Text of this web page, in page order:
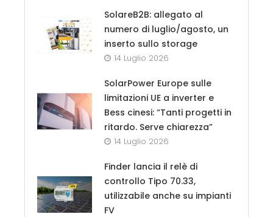
SolareB2B: allegato al
numero di luglio/agosto, un
inserto sullo storage
14 Luglio 2026
SolarPower Europe sulle
limitazioni UE a inverter e
Bess cinesi: “Tanti progetti in
ritardo. Serve chiarezza”
14 Luglio 2026
Finder lancia il relè di
controllo Tipo 70.33,
utilizzabile anche su impianti
FV